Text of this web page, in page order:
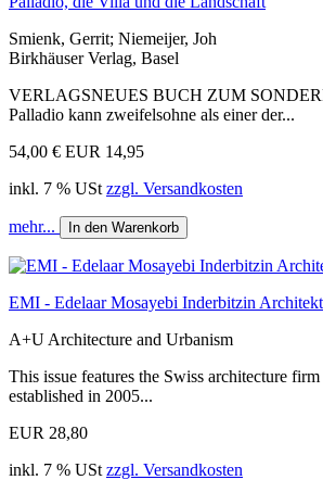
Smienk, Gerrit; Niemeijer, Joh
Birkhäuser Verlag, Basel
VERLAGSNEUES BUCH ZUM
Palladio kann zweifelsohne als einer der...
54,00 € EUR 14,95
inkl. 7 % USt zzgl. Versandkosten
mehr... In den Warenkorb
EMI - Edelaar Mosayebi Inderbitzin
A+U Architecture and Urbanism
This issue features the Swiss architecture
established in 2005...
EUR 28,80
inkl. 7 % USt zzgl. Versandkosten